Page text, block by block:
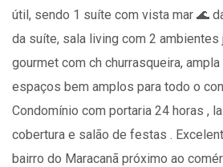
útil, sendo 1 suíte com vista mar 🌊
da suíte, sala living com 2 ambientes
gourmet com ch churrasqueira,
espaços bem amplos para todo o
Condomínio com portaria 24 horas ,
cobertura e salão de festas .
bairro do Maracanã próximo ao